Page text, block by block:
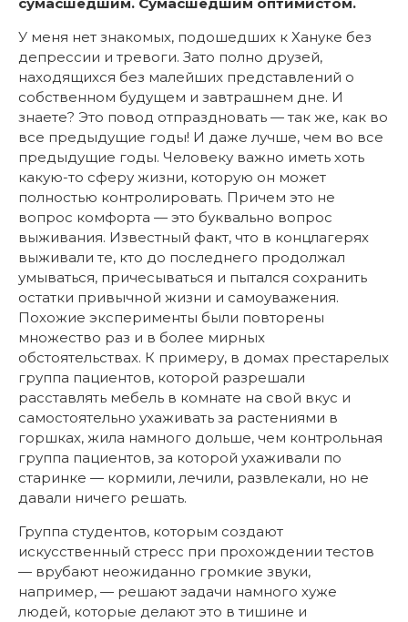
сумасшедшим. Сумасшедшим оптимистом.
У меня нет знакомых, подошедших к Хануке без
депрессии и тревоги. Зато полно друзей,
находящихся без малейших представлений о
собственном будущем и завтрашнем дне. И
знаете? Это повод отпраздновать — так же, как во
все предыдущие годы! И даже лучше, чем во все
предыдущие годы. Человеку важно иметь хоть
какую-то сферу жизни, которую он может
полностью контролировать. Причем это не
вопрос комфорта — это буквально вопрос
выживания. Известный факт, что в концлагерях
выживали те, кто до последнего продолжал
умываться, причесываться и пытался сохранить
остатки привычной жизни и самоуважения.
Похожие эксперименты были повторены
множество раз и в более мирных
обстоятельствах. К примеру, в домах престарелых
группа пациентов, которой разрешали
расставлять мебель в комнате на свой вкус и
самостоятельно ухаживать за растениями в
горшках, жила намного дольше, чем контрольная
группа пациентов, за которой ухаживали по
старинке — кормили, лечили, развлекали, но не
давали ничего решать.
Группа студентов, которым создают
искусственный стресс при прохождении тестов
— врубают неожиданно громкие звуки,
например, — решают задачи намного хуже
людей, которые делают это в тишине и